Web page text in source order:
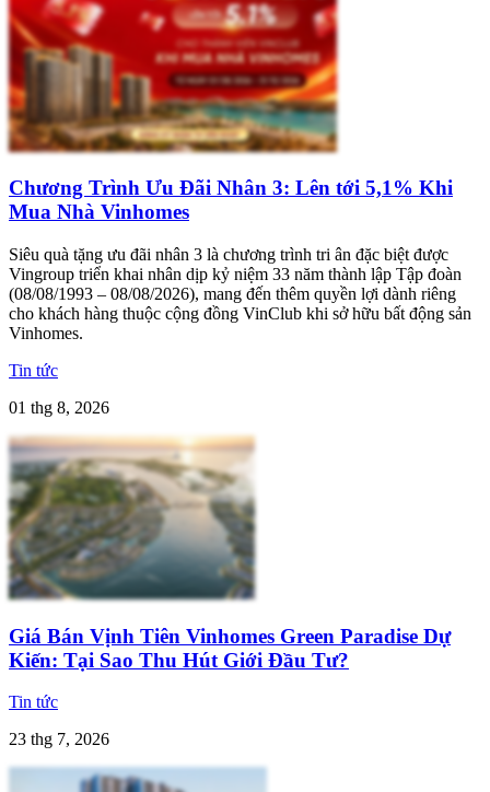
Chương Trình Ưu Đãi Nhân 3: Lên tới 5,1% Khi
Mua Nhà Vinhomes
Siêu quà tặng ưu đãi nhân 3 là chương trình tri ân đặc biệt được
Vingroup triển khai nhân dịp kỷ niệm 33 năm thành lập Tập đoàn
(08/08/1993 – 08/08/2026), mang đến thêm quyền lợi dành riêng
cho khách hàng thuộc cộng đồng VinClub khi sở hữu bất động sản
Vinhomes.
Tin tức
01 thg 8, 2026
Giá Bán Vịnh Tiên Vinhomes Green Paradise Dự
Kiến: Tại Sao Thu Hút Giới Đầu Tư?
Tin tức
23 thg 7, 2026